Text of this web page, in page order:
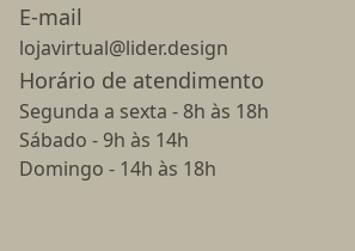
E-mail
lojavirtual@lider.design
Horário de atendimento
Segunda a sexta - 8h às 18h
Sábado - 9h às 14h
Domingo - 14h às 18h